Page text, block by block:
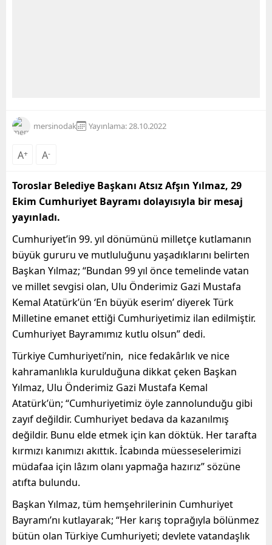
mersinodak Yayınlama: 28.10.2022
A+ A-
Toroslar Belediye Başkanı Atsız Afşın Yılmaz, 29
Ekim Cumhuriyet Bayramı dolayısıyla bir mesaj
yayınladı.
Cumhuriyet’in 99. yıl dönümünü milletçe kutlamanın
büyük gururu ve mutluluğunu yaşadıklarını belirten
Başkan Yılmaz; “Bundan 99 yıl önce temelinde vatan
ve millet sevgisi olan, Ulu Önderimiz Gazi Mustafa
Kemal Atatürk’ün ‘En büyük eserim’ diyerek Türk
Milletine emanet ettiği Cumhuriyetimiz ilan edilmiştir.
Cumhuriyet Bayramımız kutlu olsun” dedi.
Türkiye Cumhuriyeti’nin, nice fedakârlık ve nice
kahramanlıkla kurulduğuna dikkat çeken Başkan
Yılmaz, Ulu Önderimiz Gazi Mustafa Kemal
Atatürk’ün; “Cumhuriyetimiz öyle zannolunduğu gibi
zayıf değildir. Cumhuriyet bedava da kazanılmış
değildir. Bunu elde etmek için kan döktük. Her tarafta
kırmızı kanımızı akıttık. İcabında müesseselerimizi
müdafaa için lâzım olanı yapmağa hazırız” sözüne
atıfta bulundu.
Başkan Yılmaz, tüm hemşehrilerinin Cumhuriyet
Bayramı’nı kutlayarak; “Her karış toprağıyla bölünmez
bütün olan Türkiye Cumhuriyeti; devlete vatandaşlık